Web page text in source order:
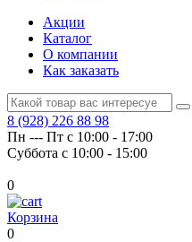
Акции
Каталог
О компании
Как заказать
8 (928) 226 88 98
Пн --- Пт с 10:00 - 17:00
Суббота с 10:00 - 15:00
0
Корзина
0